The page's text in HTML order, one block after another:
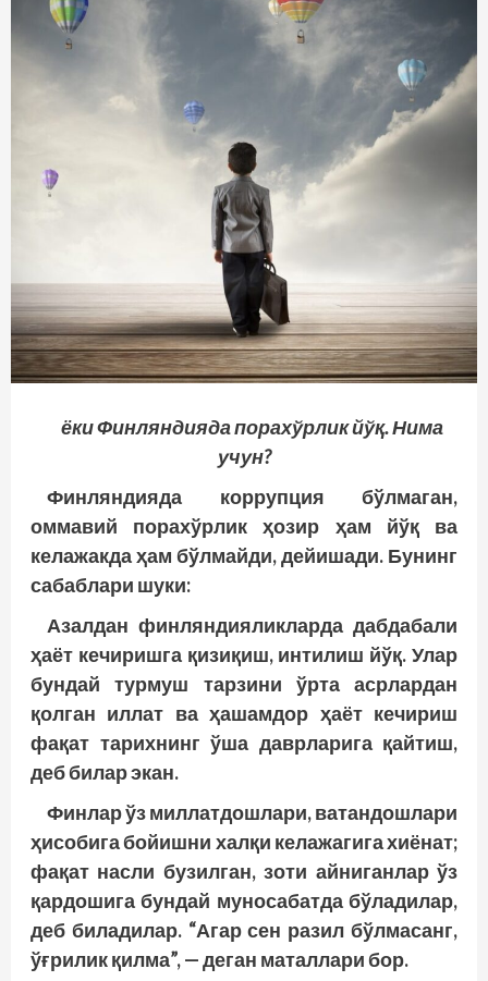
ёки Финляндияда порахўрлик йўқ. Нима
учун?
Финляндияда коррупция бўлмаган,
оммавий порахўрлик ҳозир ҳам йўқ ва
келажакда ҳам бўлмайди, дейишади. Бунинг
сабаблари шуки:
Азалдан финляндияликларда дабдабали
ҳаёт кечиришга қизиқиш, интилиш йўқ. Улар
бундай турмуш тарзини ўрта асрлардан
қолган иллат ва ҳашамдор ҳаёт кечириш
фақат тарихнинг ўша даврларига қайтиш,
деб билар экан.
Финлар ўз миллатдошлари, ватандошлари
ҳисобига бойишни халқи келажагига хиёнат;
фақат насли бузилган, зоти айниганлар ўз
қардошига бундай муносабатда бўладилар,
деб биладилар. “Агар сен разил бўлмасанг,
ўғрилик қилма”, — деган маталлари бор.